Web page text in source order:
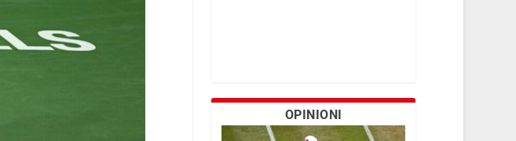
OPINIONI